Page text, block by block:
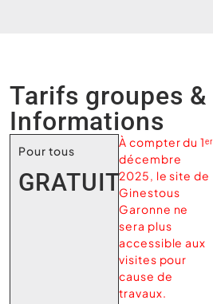
Tarifs groupes &
Informations
Pour tous
GRATUIT
À compter du 1ᵉʳ
décembre
2025, le site de
Ginestous
Garonne ne
sera plus
accessible aux
visites pour
cause de
travaux.